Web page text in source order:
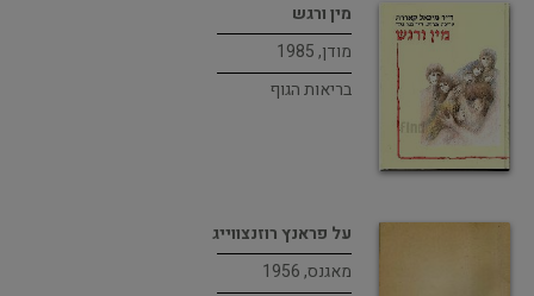
מין ורגש
מודן, 1985
בריאות הגוף
על פראנץ רוזנצווייג
מאגנס, 1956